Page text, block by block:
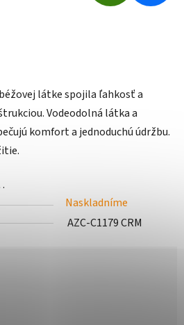
látke spojila ľahkosť a
Vodeodolná látka a
komfort a jednoduchú údržbu.
Naskladníme
AZC-C1179 CRM